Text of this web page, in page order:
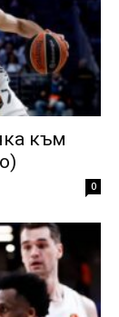
към
0